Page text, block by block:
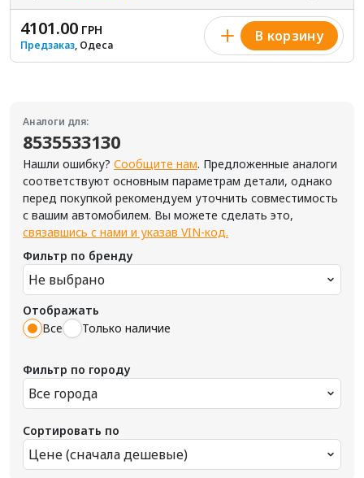
4101.00 ГРН
Предзаказ, Одеса
В корзину
Аналоги для:
8535533130
Нашли ошибку? Сообщите нам. Предложенные аналоги
соответствуют основным параметрам детали, однако
перед покупкой рекомендуем уточнить совместимость
с вашим автомобилем. Вы можете сделать это,
связавшись с нами и указав VIN-код.
Фильтр по бренду
Не выбрано
Отображать
Все
Только наличие
Фильтр по городу
Все города
Сортировать по
Цене (сначала дешевые)